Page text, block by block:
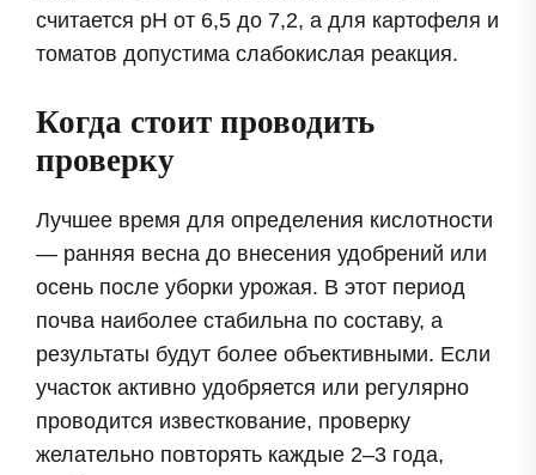
считается pH от 6,5 до 7,2, а для картофеля и
томатов допустима слабокислая реакция.
Когда стоит проводить
проверку
Лучшее время для определения кислотности
— ранняя весна до внесения удобрений или
осень после уборки урожая. В этот период
почва наиболее стабильна по составу, а
результаты будут более объективными. Если
участок активно удобряется или регулярно
проводится известкование, проверку
желательно повторять каждые 2–3 года,